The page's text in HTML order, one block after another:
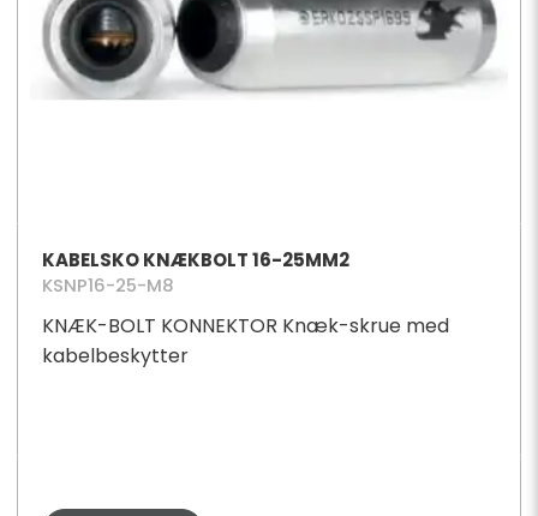
KABELSKO KNÆKBOLT 16-25MM2
KSNP16-25-M8
KNÆK-BOLT KONNEKTOR Knæk-skrue med
kabelbeskytter